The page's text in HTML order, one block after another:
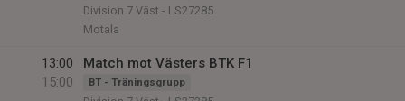
Division 7 Väst - LS27285
Motala
13:00
15:00
Match mot Västers BTK F1
BT - Träningsgrupp